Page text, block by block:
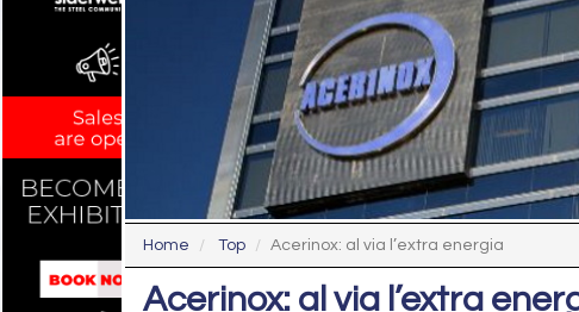
Home Top Acerinox: al via l’extra energia
Acerinox: al via l’extra